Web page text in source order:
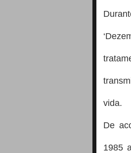
vida.
De
1985